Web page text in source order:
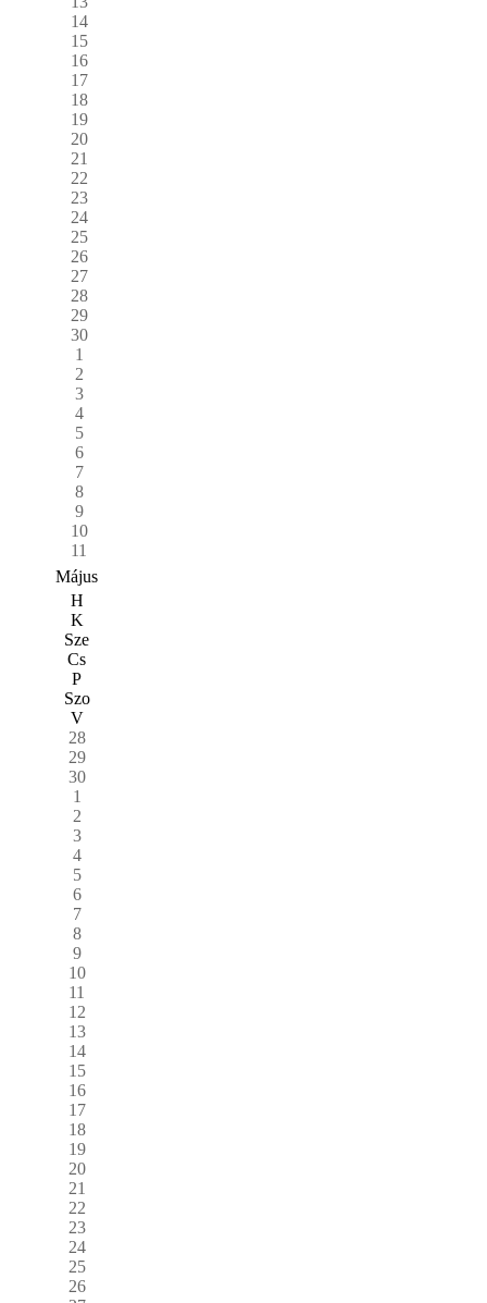
14
15
16
17
18
19
20
21
22
23
24
25
26
27
28
29
30
1
2
3
4
5
6
7
8
9
10
11
Május
H
K
Sze
Cs
P
Szo
V
28
29
30
1
2
3
4
5
6
7
8
9
10
11
12
13
14
15
16
17
18
19
20
21
22
23
24
25
26